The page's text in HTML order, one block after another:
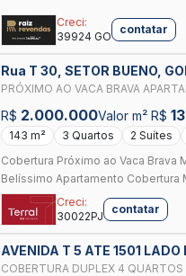
Creci:
39924 GO
contatar
Rua T 30, SETOR BUENO,
PRÓXIMO AO VACA BRAVA
ASSINADOS.
R$ 2.000.000Valor m² R$
143 m² 3 Quartos 2 Suítes
Cobertura Próximo ao Vaca Brava
Belíssimo Apartamento Cobertura
Creci:
30022PJ
contatar
AVENIDA T 5 ATE 1501
COBERTURA DUPLEX 4 QUARTOS